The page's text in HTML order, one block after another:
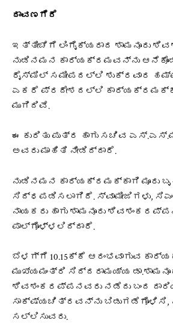
ದಾವಣಗೆರೆ
ಇತ್ತೀಚೆಗೆ ಲಿಂಗೈಕ್ಯರಾದ ಶಾಮನೂರು
ನುಡಿನಮನ ಕಾರ್ಯಕ್ರಮವನ್ನು
ರೈಸ್‌ಮಿಲ್‌ ಸಮೀಪದಲ್ಲಿ ಶುಕ್ರವಾರ
ಎಕರೆ ಪ್ರದೇಶದಲ್ಲಿ
ಮುಗಿದಿವೆ.
ಈ ಕುರಿತು ಪುತ್ರ ಹಾಗು ಸಚಿವ
ಅವರು ಮಾಹಿತಿ ನೀಡಿದ್ದಾರೆ.
ನುಡಿನಮನ ಕಾರ್ಯಕ್ರಮಕ್ಕಾಗಿ ಮೂರು
ಸಿದ್ಧಪಡಿಸಲಾಗಿದೆ. ಸ್ವಾಮೀಜಿಗಳು,
ನಾಯಕರು ಹಾಗು ಶಾಮನೂರು
ಪಾಲ್ಗೊಳ್ಳಲಿದ್ದಾರೆ.
ಬೆಳಗ್ಗೆ 10.15ಕ್ಕೆ ಆರಂಭವಾಗುವ
ಮುಖ್ಯಮಂತ್ರಿ ಸಿದ್ದರಾಮಯ್ಯ
ಶಿವಶಂಕರಪ್ಪನವರು ನಡೆದು ಬಂದ ದಾರಿಯ
ಸಾಕ್ಷ್ಯಚಿತ್ರವನ್ನು ಬಿಡುಗಡೆಗೊಳಿಸಿ,
ಸಲ್ಲಿಸುವರು.